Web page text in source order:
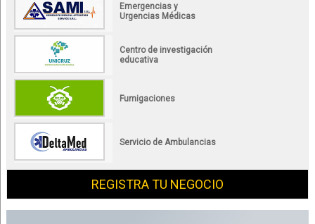
Emergencias y
Urgencias Médicas
Centro de investigación
educativa
Fumigaciones
Servicio de Ambulancias
REGISTRA TU NEGOCIO